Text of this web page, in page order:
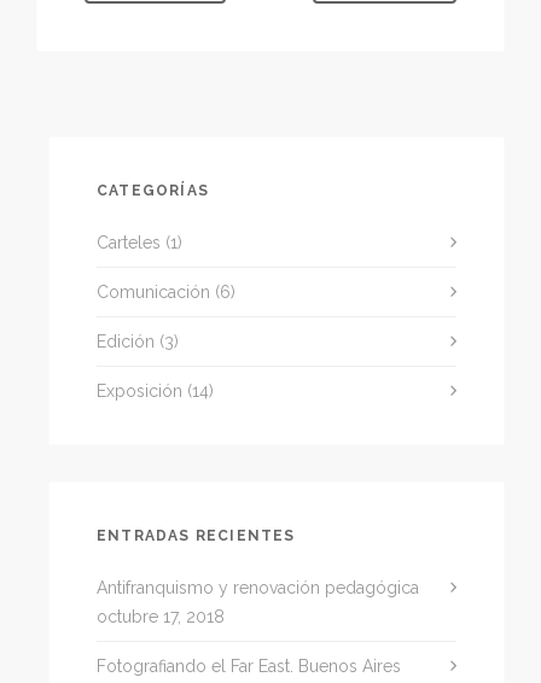
CATEGORÍAS
Carteles (1)
Comunicación (6)
Edición (3)
Exposición (14)
ENTRADAS RECIENTES
Antifranquismo y renovación pedagógica
octubre 17, 2018
Fotografiando el Far East. Buenos Aires